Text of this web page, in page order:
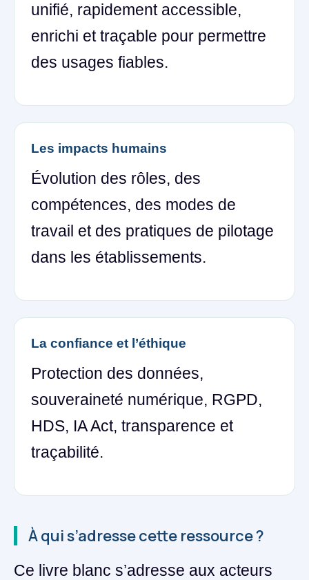
unifié, rapidement accessible,
enrichi et traçable pour permettre
des usages fiables.
Les impacts humains
Évolution des rôles, des
compétences, des modes de
travail et des pratiques de pilotage
dans les établissements.
La confiance et l’éthique
Protection des données,
souveraineté numérique, RGPD,
HDS, IA Act, transparence et
traçabilité.
À qui s’adresse cette ressource ?
Ce livre blanc s’adresse aux acteurs